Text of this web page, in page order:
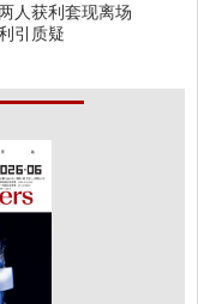
人获利套现离场
引质疑